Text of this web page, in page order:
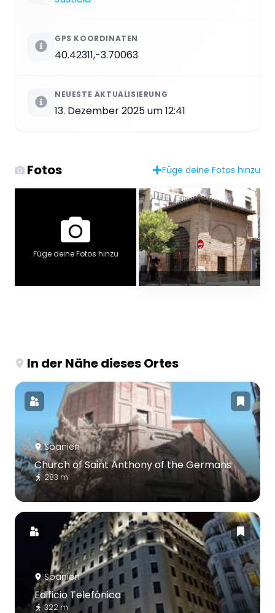
GPS KOORDINATEN
40.42311,-3.70063
NEUESTE AKTUALISIERUNG
13. Dezember 2025 um 12:41
Fotos Füge deine Fotos hinzu
Füge deine Fotos hinzu
In der Nähe dieses Ortes
Spanien
Church of Saint Anthony of the Germans
283 m
Spanien
Edificio Telefónica
322 m